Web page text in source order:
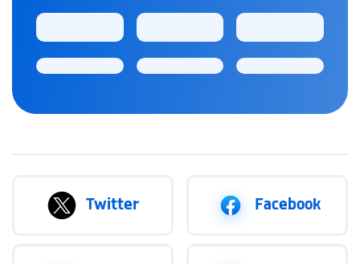
Facebook
Twitter